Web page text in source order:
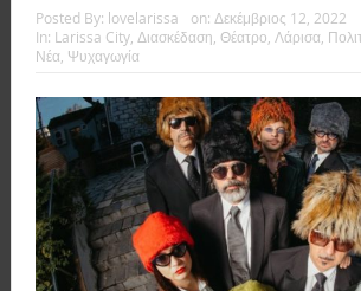
Posted By: lovelarissa on: Δεκέμβριος 12, 2022
In: Larissa City, Διασκέδαση, Θέατρο, Λάρισα,
Νέα, Ψυχαγωγία